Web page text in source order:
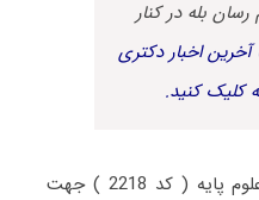
رسان بله در کنار
اخبار دکتری
کلیک کنید.
سوالات بخش عمومی گروه 2 علوم پایه ( کد 2218 ) جهت